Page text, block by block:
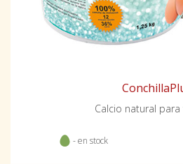
Calcio natural para
- en stock